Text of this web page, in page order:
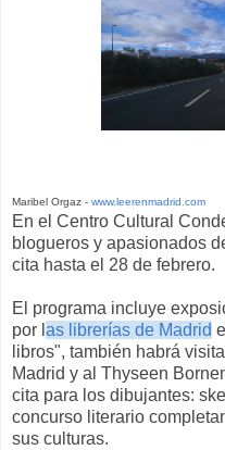
Maribel Orgaz - www.leerenmadrid.com
En el Centro Cultural
blogueros y apasionados
cita hasta el 28 de febrero.
El programa incluye
por l as librerías de Madrid
libros", también habrá
Madrid y al Thyseen
cita para los dibujantes:
concurso literario
sus culturas.